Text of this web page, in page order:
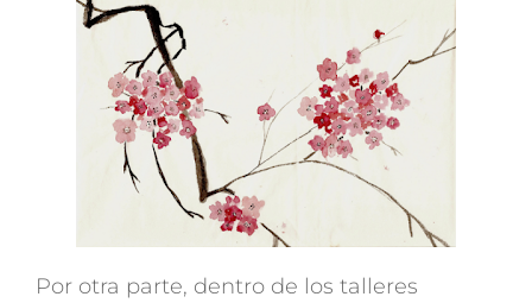
Por otra parte, dentro de los talleres